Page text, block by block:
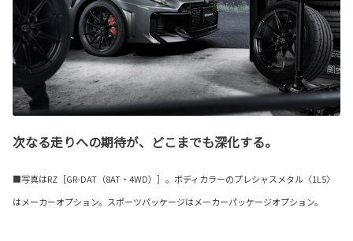
次なる走りへの期待が、どこまでも深化する。
■写真はRZ［GR-DAT（8AT・4WD）］。ボディカラーのプレシャスメタル〈1L5〉
はメーカーオプション。スポーツパッケージはメーカーパッケージオプション。